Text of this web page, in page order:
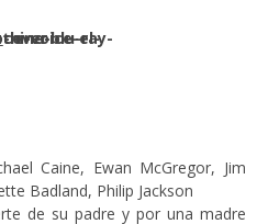
Caine, Ewan McGregor, Jim
Badland, Philip Jackson
de su padre y por una madre